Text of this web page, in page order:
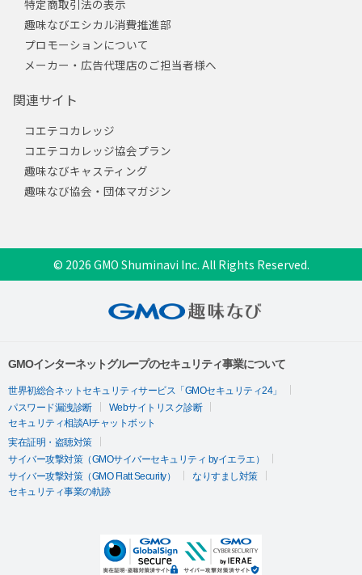
特定商取引法の表示
趣味なびエシカル消費推進部
プロモーションについて
メーカー・広告代理店のご担当者様へ
関連サイト
コエテコカレッジ
コエテコカレッジ協会プラン
趣味なびキャスティング
趣味なび協会・団体マガジン
© 2026 GMO Shuminavi Inc. All Rights Reserved.